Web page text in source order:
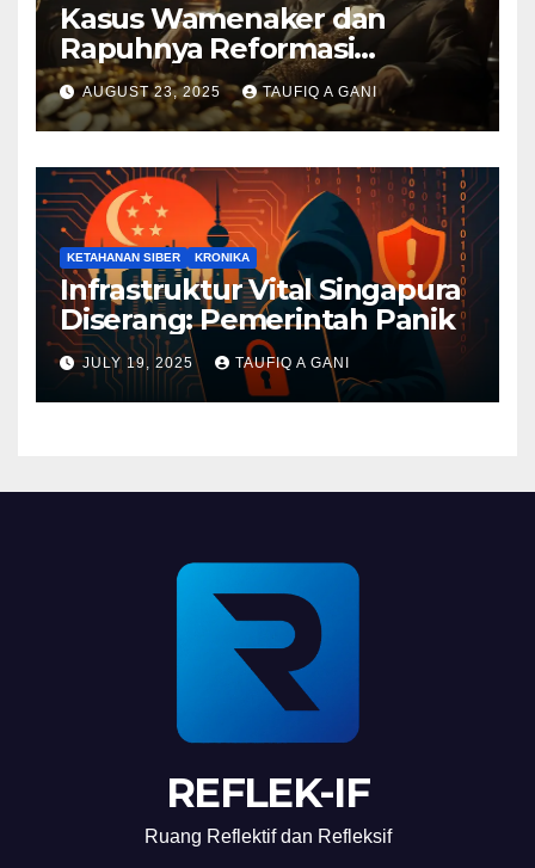
Kasus Wamenaker dan
Rapuhnya Reformasi
Birokrasi
AUGUST 23, 2025 TAUFIQ A GANI
KETAHANAN SIBER KRONIKA
Infrastruktur Vital Singapura
Diserang: Pemerintah Panik
JULY 19, 2025 TAUFIQ A GANI
REFLEK-IF
Ruang Reflektif dan Refleksif